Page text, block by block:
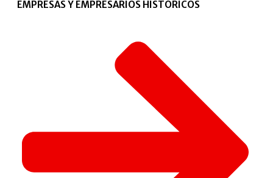
EMPRESAS Y EMPRESARIOS HISTÓRICOS